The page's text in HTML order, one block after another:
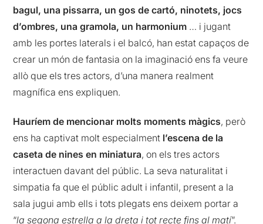
bagul, una pissarra, un gos de cartó, ninotets, jocs
d’ombres, una gramola, un harmonium … i jugant
amb les portes laterals i el balcó, han estat capaços de
crear un món de fantasia on la imaginació ens fa veure
allò que els tres actors, d’una manera realment
magnífica ens expliquen.
Hauríem de mencionar molts moments màgics, però
ens ha captivat molt especialment l’escena de la
caseta de nines en miniatura, on els tres actors
interactuen davant del públic. La seva naturalitat i
simpatia fa que el públic adult i infantil, present a la
sala jugui amb ells i tots plegats ens deixem portar a
“la segona estrella a la dreta i tot recte fins al matí”.